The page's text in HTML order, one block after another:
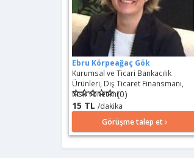
Ebru Körpeağaç Gök
Kurumsal ve Ticari Bankacılık
Ürünleri, Dış Ticaret Finansmanı,
Risk Yönetimi(0)
15 TL /dakika
Görüşme talep et